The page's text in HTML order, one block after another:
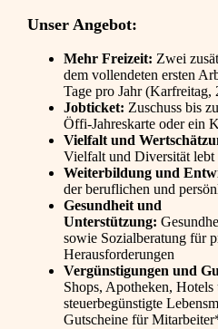
Unser Angebot:
Mehr Freizeit: Zwei
dem vollendeten ersten
Tage pro Jahr (Karfreitag,
Jobticket: Zuschuss bis
Öffi-Jahreskarte oder ein
Vielfalt und
Vielfalt und Diversität lebt
Weiterbildung und
der beruflichen und
Gesundheit und
Unterstützung:
sowie Sozialberatung für
Herausforderungen
Vergünstigungen und
Shops, Apotheken,
steuerbegünstigte
Gutscheine für